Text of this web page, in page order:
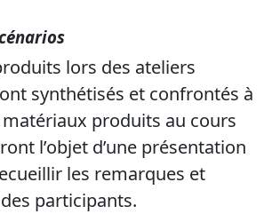
lors des ateliers
synthétisés et confrontés à
matériaux produits au cours
l’objet d’une présentation
les remarques et
participants.